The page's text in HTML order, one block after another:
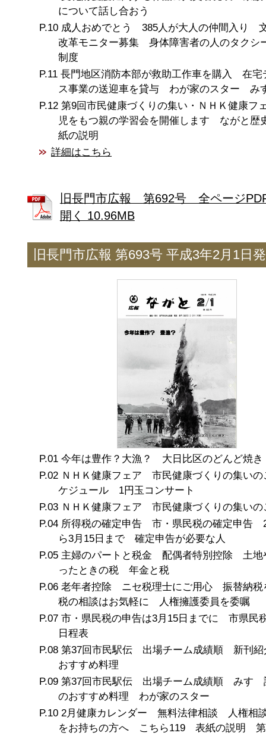
について話し合おう
成人おめでとう 385人が大人の仲間入り
改革モニター募集 身体障害者の人のタクシ
制度
長門地区消防本部が救助工作車を購入 在宅
ス事業の送迎車を貸与 わが家のスター み
第9回市民健康づくりの集い・ＮＨＫ健康
児をもつ親の学習会を開催します ながと
紙の説明
詳細はこちら
旧長門市広報 第692号 全ページ
開く 10.96MB
旧長門市広報 第693号 平成3年2月1日
今年は豊作？大漁？ 大日比区のどんど焼き
ＮＨＫ健康フェア 市民健康づくりの集い
ケジュール 1円玉コンサート
ＮＨＫ健康フェア 市民健康づくりの集いの
所得税の確定申告 市・県民税の確定申告
ら3月15日まで 確定申告が必要な人
主婦のパートと税金 配偶者特別控除 土地
ったときの税 年金と税
老年者控除 ニセ税理士にご用心 振替納
税の相談はお気軽に 人権擁護委員を委嘱
市・県民税の申告は3月15日までに 市県民
日程表
第37回市民駅伝 出場チーム成績順 新刊
おすすめ料理
第37回市民駅伝 出場チーム成績順 みす
のおすすめ料理 わが家のスター
2月健康カレンダー 無料法律相談 人権相
をお持ちの方へ こちら119 表紙の説明 第